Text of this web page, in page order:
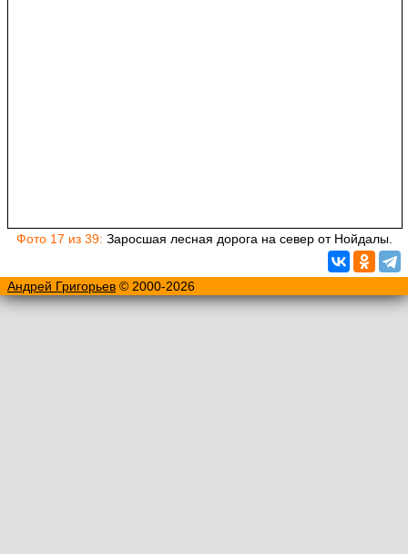
Фото 17 из 39: Заросшая лесная дорога на север от Нойдалы.
Андрей Григорьев © 2000-2026